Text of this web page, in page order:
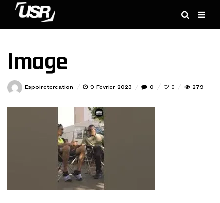
Image
Espoiretcreation 9 Février 2023 0 0 279